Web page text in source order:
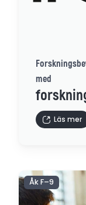
med
Läs mer
Åk F–9